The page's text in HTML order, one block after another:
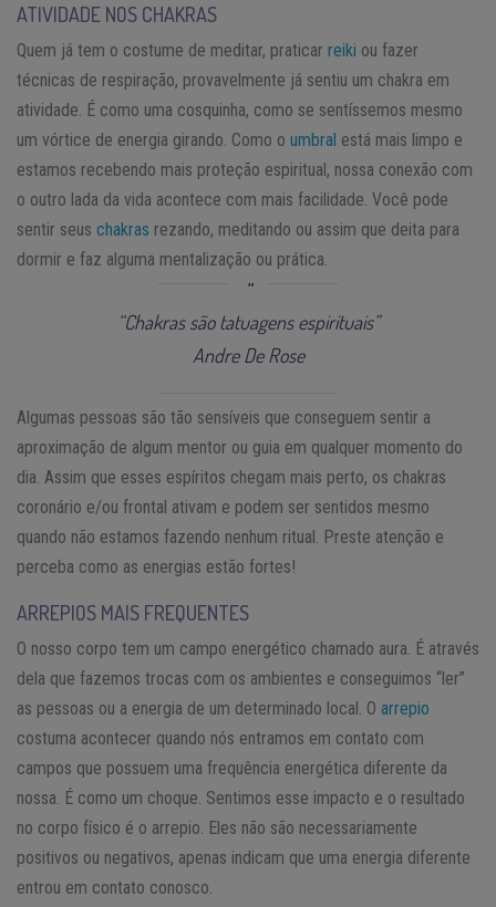
ATIVIDADE NOS CHAKRAS
Quem já tem o costume de meditar, praticar reiki ou fazer
técnicas de respiração, provavelmente já sentiu um chakra em
atividade. É como uma cosquinha, como se sentíssemos mesmo
um vórtice de energia girando. Como o umbral está mais limpo e
estamos recebendo mais proteção espiritual, nossa conexão com
o outro lada da vida acontece com mais facilidade. Você pode
sentir seus chakras rezando, meditando ou assim que deita para
dormir e faz alguma mentalização ou prática.
“Chakras são tatuagens espirituais”
Andre De Rose
Algumas pessoas são tão sensíveis que conseguem sentir a
aproximação de algum mentor ou guia em qualquer momento do
dia. Assim que esses espíritos chegam mais perto, os chakras
coronário e/ou frontal ativam e podem ser sentidos mesmo
quando não estamos fazendo nenhum ritual. Preste atenção e
perceba como as energias estão fortes!
ARREPIOS MAIS FREQUENTES
O nosso corpo tem um campo energético chamado aura. É através
dela que fazemos trocas com os ambientes e conseguimos “ler”
as pessoas ou a energia de um determinado local. O arrepio
costuma acontecer quando nós entramos em contato com
campos que possuem uma frequência energética diferente da
nossa. É como um choque. Sentimos esse impacto e o resultado
no corpo físico é o arrepio. Eles não são necessariamente
positivos ou negativos, apenas indicam que uma energia diferente
entrou em contato conosco.